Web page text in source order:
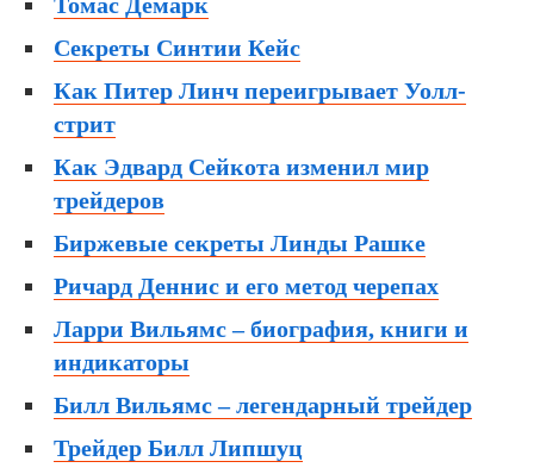
Секреты Синтии Кейс
Как Питер Линч переигрывает Уолл-
стрит
Как Эдвард Сейкота изменил мир
трейдеров
Биржевые секреты Линды Рашке
Ричард Деннис и его метод черепах
Ларри Вильямс – биография, книги и
индикаторы
Билл Вильямс – легендарный трейдер
Трейдер Билл Липшуц